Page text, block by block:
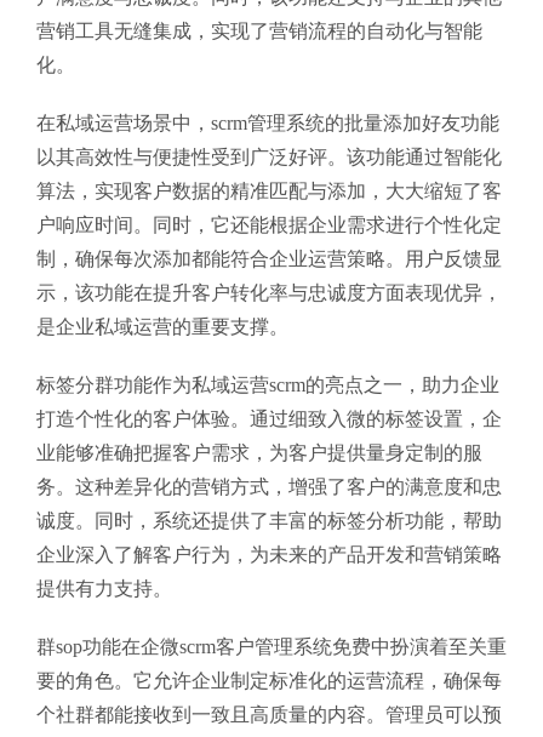
营销工具无缝集成，实现了营销流程的自动化与智能
化。
在私域运营场景中，scrm管理系统的批量添加好友功能
以其高效性与便捷性受到广泛好评。该功能通过智能化
算法，实现客户数据的精准匹配与添加，大大缩短了客
户响应时间。同时，它还能根据企业需求进行个性化定
制，确保每次添加都能符合企业运营策略。用户反馈显
示，该功能在提升客户转化率与忠诚度方面表现优异，
是企业私域运营的重要支撑。
标签分群功能作为私域运营scrm的亮点之一，助力企业
打造个性化的客户体验。通过细致入微的标签设置，企
业能够准确把握客户需求，为客户提供量身定制的服
务。这种差异化的营销方式，增强了客户的满意度和忠
诚度。同时，系统还提供了丰富的标签分析功能，帮助
企业深入了解客户行为，为未来的产品开发和营销策略
提供有力支持。
群sop功能在企微scrm客户管理系统免费中扮演着至关重
要的角色。它允许企业制定标准化的运营流程，确保每
个社群都能接收到一致且高质量的内容。管理员可以预